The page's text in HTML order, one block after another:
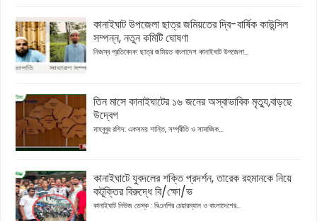
কানাইঘাট উপজেলা ছাত্র জমিয়তের দ্বি-বার্ষিক কাউন্সিল
সম্পন্ন, নতুন কমিটি ঘোষণা
নিজস্ব প্রতিবেদক: ছাত্র জমিয়ত বাংলাদেশ কানাইঘাট উপজেলা...
তিন মাসে কানাইঘাটের ১৬ জনের অস্বাভাবিক মৃত্যু,বাড়ছে
উদ্বেগ
মাহবুবুর রশিদ: একসময় শান্তি, সম্প্রীতি ও সামাজিক...
কানাইঘাটে যুবদলের শক্তি প্রদর্শন, তারেক রহমানকে নিয়ে
কটূক্তির বিরুদ্ধে বি/ক্ষো/ভ
কানাইঘাট নিউজ ডেস্ক : বিএনপির চেয়ারম্যান ও বাংলাদেশের...